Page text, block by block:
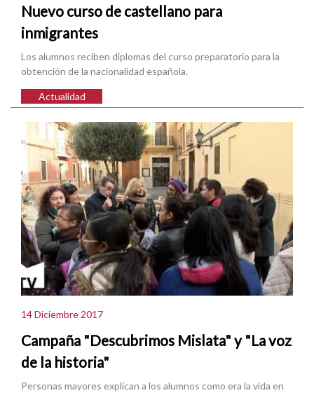
Nuevo curso de castellano para
inmigrantes
Los alumnos reciben diplomas del curso preparatorio para la
obtención de la nacionalidad española.
Actualidad
14 Diciembre 2017
Campaña "Descubrimos Mislata" y "La voz
de la historia"
Personas mayores explican a los alumnos como era la vida en